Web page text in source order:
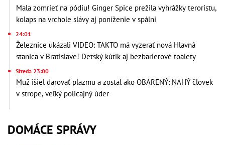
Mala zomrieť na pódiu! Ginger Spice prežila vyhrážky teroristu,
kolaps na vrchole slávy aj poníženie v spálni
24:01
Železnice ukázali VIDEO: TAKTO má vyzerať nová Hlavná
stanica v Bratislave! Detský kútik aj bezbarierové toalety
Streda 23:00
Muž išiel darovať plazmu a zostal ako OBARENÝ: NAHÝ človek
v strope, veľký policajný úder
DOMÁCE SPRÁVY